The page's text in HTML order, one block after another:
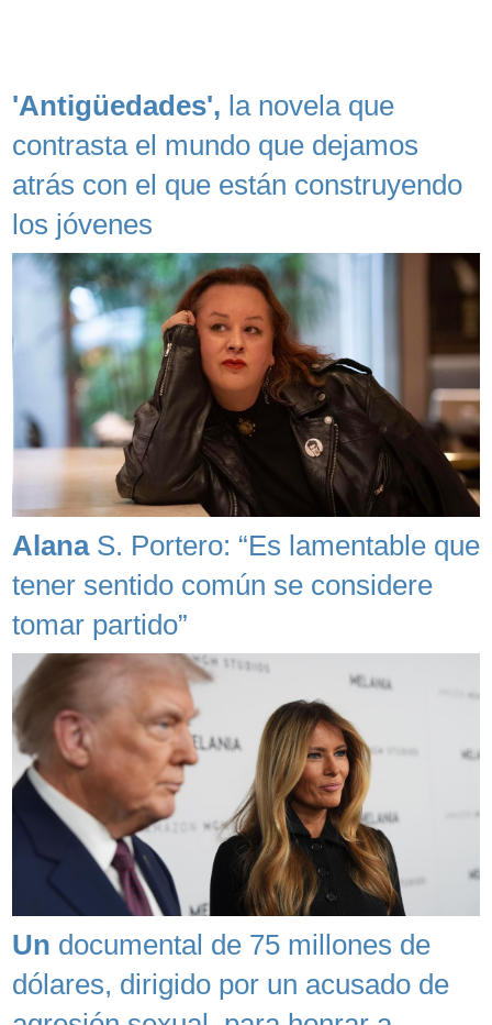
'Antigüedades', la novela que
contrasta el mundo que dejamos
atrás con el que están construyendo
los jóvenes
AlanaS. Portero: “Es lamentable que
tener sentido común se considere
tomar partido”
Un documental de 75 millones de
dólares, dirigido por un acusado de